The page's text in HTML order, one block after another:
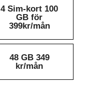
4 Sim-kort 100
GB för
399kr/mån
48 GB 349
kr/mån